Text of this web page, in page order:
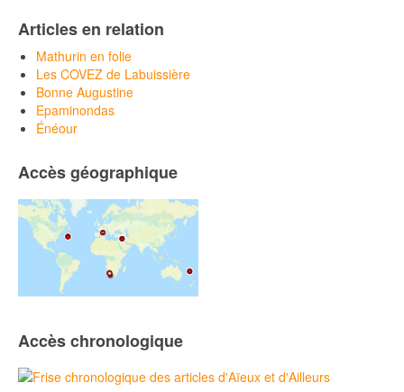
Articles en relation
Mathurin en folie
Les COVEZ de Labuissière
Bonne Augustine
Epaminondas
Énéour
Accès géographique
Accès chronologique